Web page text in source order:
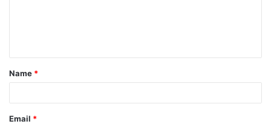
t
*
Name *
Email *